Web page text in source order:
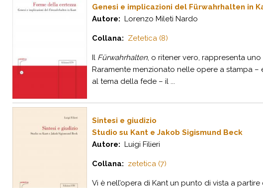
Genesi e implicazioni del Fürwahrhalten in
Autore: Lorenzo Mileti Nardo
Collana: Zetetica (8)
Il Fürwahrhalten, o ritener vero, rappresenta
Raramente menzionato nelle opere a stampa
al tema della fede – il ...
Sintesi e giudizio
Studio su Kant e Jakob Sigismund Beck
Autore: Luigi Filieri
Collana: zetetica (7)
Vi è nell’opera di Kant un punto di vista a